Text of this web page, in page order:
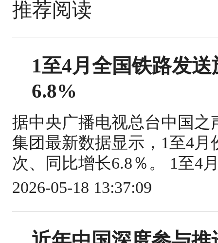
推荐阅读
1至4月全国铁路发
6.8%
据中央广播电视总台中国
集团最新数据显示，1至4月
次、同比增长6.8％。 1至4
2026-05-18 13:37:09